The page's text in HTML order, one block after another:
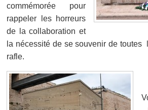
commémorée pour
rappeler les horreurs
de la collaboration et
la nécessité de se souvenir de toutes
rafle.